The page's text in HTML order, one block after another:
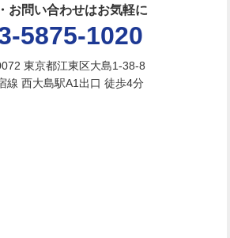
お問い合わせはお気軽に
5875-1020
東京都江東区大島1-38-8
線 西大島駅A1出口 徒歩4分